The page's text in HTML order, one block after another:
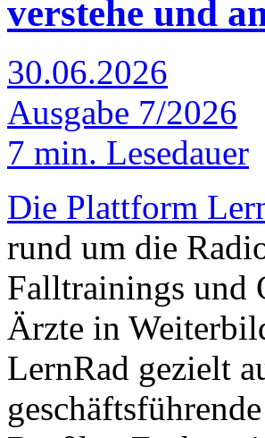
verstehe und
30.06.2026
Ausgabe 7/2026
7 min. Lesedauer
Die Plattform
rund um die
Falltrainings und
Ärzte in
LernRad gezielt